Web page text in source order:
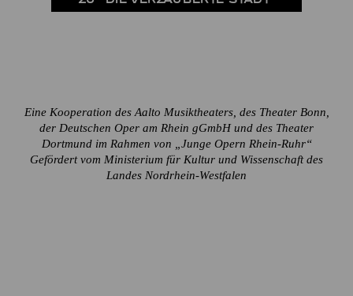
Eine Kooperation des Aalto Musiktheaters, des Theater Bonn,
der Deutschen Oper am Rhein gGmbH und des Theater
Dortmund im Rahmen von „Junge Opern Rhein-Ruhr“
Gefördert vom Ministerium für Kultur und Wissenschaft des
Landes Nordrhein-Westfalen